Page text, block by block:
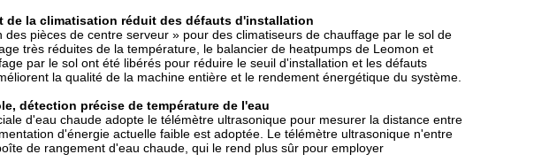
de la climatisation réduit des défauts d'installation
pièces de centre serveur » pour des climatiseurs de chauffage par le sol de
très réduites de la température, le balancier de heatpumps de Leomon et
par le sol ont été libérés pour réduire le seuil d'installation et les défauts
la qualité de la machine entière et le rendement énergétique du système.
détection précise de température de l'eau
d'eau chaude adopte le télémètre ultrasonique pour mesurer la distance entre
d'énergie actuelle faible est adoptée. Le télémètre ultrasonique n'entre
de rangement d'eau chaude, qui le rend plus sûr pour employer